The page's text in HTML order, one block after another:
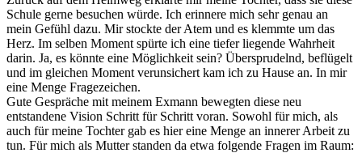
Schule gerne besuchen würde. Ich erinnere mich sehr genau an
mein Gefühl dazu. Mir stockte der Atem und es klemmte um das
Herz. Im selben Moment spürte ich eine tiefer liegende Wahrheit
darin. Ja, es könnte eine Möglichkeit sein? Übersprudelnd, beflügelt
und im gleichen Moment verunsichert kam ich zu Hause an. In mir
eine Menge Fragezeichen.
Gute Gespräche mit meinem Exmann bewegten diese neu
entstandene Vision Schritt für Schritt voran. Sowohl für mich, als
auch für meine Tochter gab es hier eine Menge an innerer Arbeit zu
tun. Für mich als Mutter standen da etwa folgende Fragen im Raum: